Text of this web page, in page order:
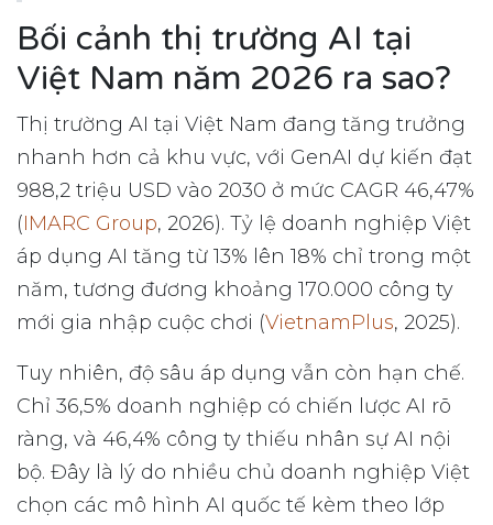
Bối cảnh thị trường AI tại
Việt Nam năm 2026 ra sao?
Thị trường AI tại Việt Nam đang tăng trưởng
nhanh hơn cả khu vực, với GenAI dự kiến đạt
988,2 triệu USD vào 2030 ở mức CAGR 46,47%
(IMARC Group, 2026). Tỷ lệ doanh nghiệp Việt
áp dụng AI tăng từ 13% lên 18% chỉ trong một
năm, tương đương khoảng 170.000 công ty
mới gia nhập cuộc chơi (VietnamPlus, 2025).
Tuy nhiên, độ sâu áp dụng vẫn còn hạn chế.
Chỉ 36,5% doanh nghiệp có chiến lược AI rõ
ràng, và 46,4% công ty thiếu nhân sự AI nội
bộ. Đây là lý do nhiều chủ doanh nghiệp Việt
chọn các mô hình AI quốc tế kèm theo lớp